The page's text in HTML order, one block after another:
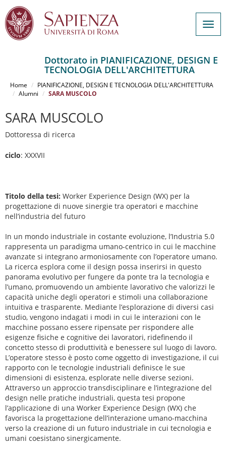
contenuto
Dottorato in PIANIFICAZIONE, DESIGN E
TECNOLOGIA DELL'ARCHITETTURA
Home
PIANIFICAZIONE, DESIGN E TECNOLOGIA DELL'ARCHITETTURA
Alumni
SARA MUSCOLO
SARA MUSCOLO
Dottoressa di ricerca
ciclo: XXXVII
Titolo della tesi: Worker Experience Design (WX) per la
progettazione di nuove sinergie tra operatori e macchine
nell’industria del futuro
In un mondo industriale in costante evoluzione, l’Industria 5.0
rappresenta un paradigma umano-centrico in cui le macchine
avanzate si integrano armoniosamente con l’operatore umano.
La ricerca esplora come il design possa inserirsi in questo
panorama evolutivo per fungere da ponte tra la tecnologia e
l’umano, promuovendo un ambiente lavorativo che valorizzi le
capacità uniche degli operatori e stimoli una collaborazione
intuitiva e trasparente. Mediante l’esplorazione di diversi casi
studio, vengono indagati i modi in cui le interazioni con le
macchine possano essere ripensate per rispondere alle
esigenze fisiche e cognitive dei lavoratori, ridefinendo il
concetto stesso di produttività e benessere sul luogo di lavoro.
L’operatore stesso è posto come oggetto di investigazione, il cui
rapporto con le tecnologie industriali definisce le sue
dimensioni di esistenza, esplorate nelle diverse sezioni.
Attraverso un approccio transdisciplinare e l’integrazione del
design nelle pratiche industriali, questa tesi propone
l’applicazione di una Worker Experience Design (WX) che
favorisca la progettazione dell’interazione umano-macchina
verso la creazione di un futuro industriale in cui tecnologia e
umani coesistano sinergicamente.